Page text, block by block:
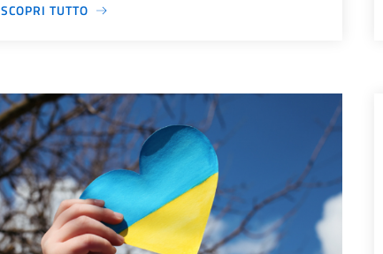
SCOPRI TUTTO